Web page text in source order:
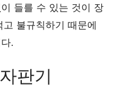
들를 수 있는 것이 장
불규칙하기 때문에
.
판기